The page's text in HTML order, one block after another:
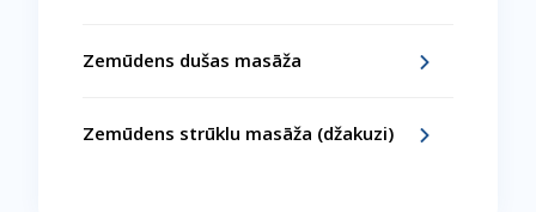
Zemūdens dušas masāža
Zemūdens strūklu masāža (džakuzi)